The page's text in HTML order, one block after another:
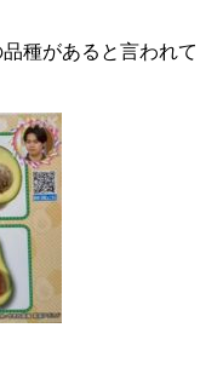
種があると言われて